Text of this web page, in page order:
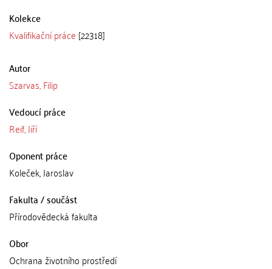
Kolekce
Kvalifikační práce [22318]
Autor
Szarvas, Filip
Vedoucí práce
Reif, Jiří
Oponent práce
Koleček, Jaroslav
Fakulta / součást
Přírodovědecká fakulta
Obor
Ochrana životního prostředí